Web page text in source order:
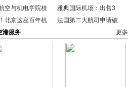
空与机电学院校
雅典国际机场：出售3
北京这座百年机
法国第二大航司申请破
港服务
更多